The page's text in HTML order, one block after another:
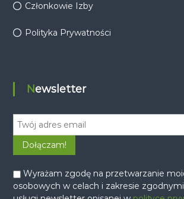
Członkowie Izby
Polityka Prywatności
Newsletter
Wyrażam zgodę na przetwarzanie
osobowych w celach i zakresie